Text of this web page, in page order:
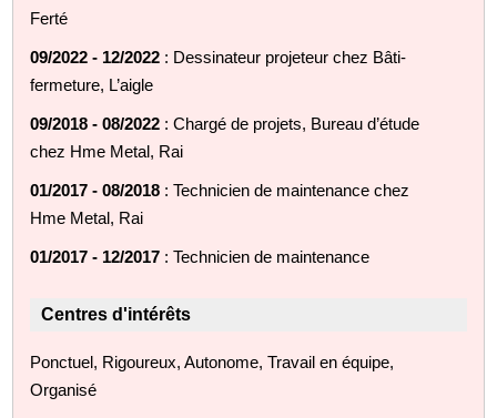
Ferté
09/2022 - 12/2022 : Dessinateur projeteur chez Bâti-
fermeture, L’aigle
09/2018 - 08/2022 : Chargé de projets, Bureau d’étude
chez Hme Metal, Rai
01/2017 - 08/2018 : Technicien de maintenance chez
Hme Metal, Rai
01/2017 - 12/2017 : Technicien de maintenance
Centres d'intérêts
Ponctuel, Rigoureux, Autonome, Travail en équipe,
Organisé